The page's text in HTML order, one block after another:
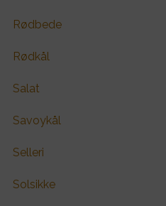
Rødbede
Rødkål
Salat
Savoykål
Selleri
Solsikke